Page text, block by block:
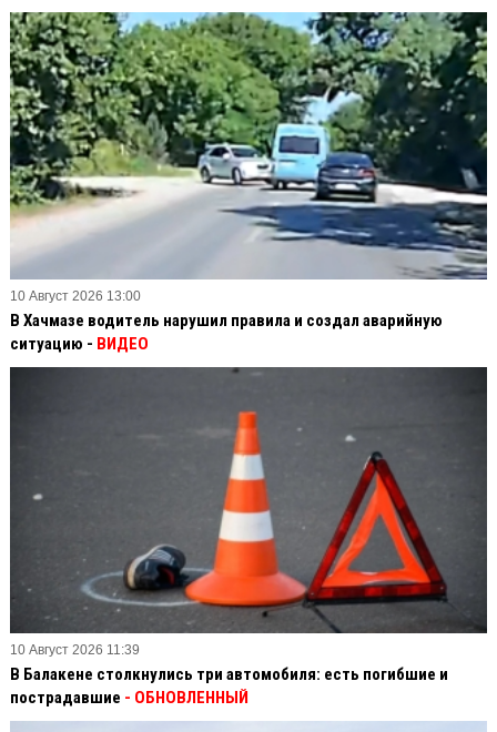
10 Август 2026 13:00
В Хачмазе водитель нарушил правила и создал аварийную
ситуацию - ВИДЕО
10 Август 2026 11:39
В Балакене столкнулись три автомобиля: есть погибшие и
пострадавшие - ОБНОВЛЕННЫЙ